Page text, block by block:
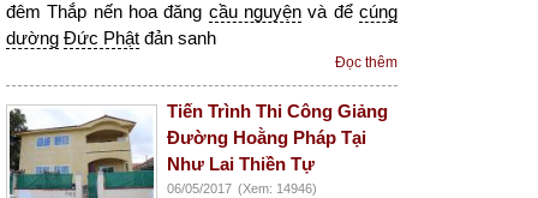
đêm Thắp nến hoa đăng cầu nguyện và đểcúng
dường Đức Phật đản sanh
Đọc thêm
Tiến Trình Thi Công Giảng
Đường Hoằng Pháp Tại
Như Lai Thiền Tự
06/05/2017 (Xem: 14946)